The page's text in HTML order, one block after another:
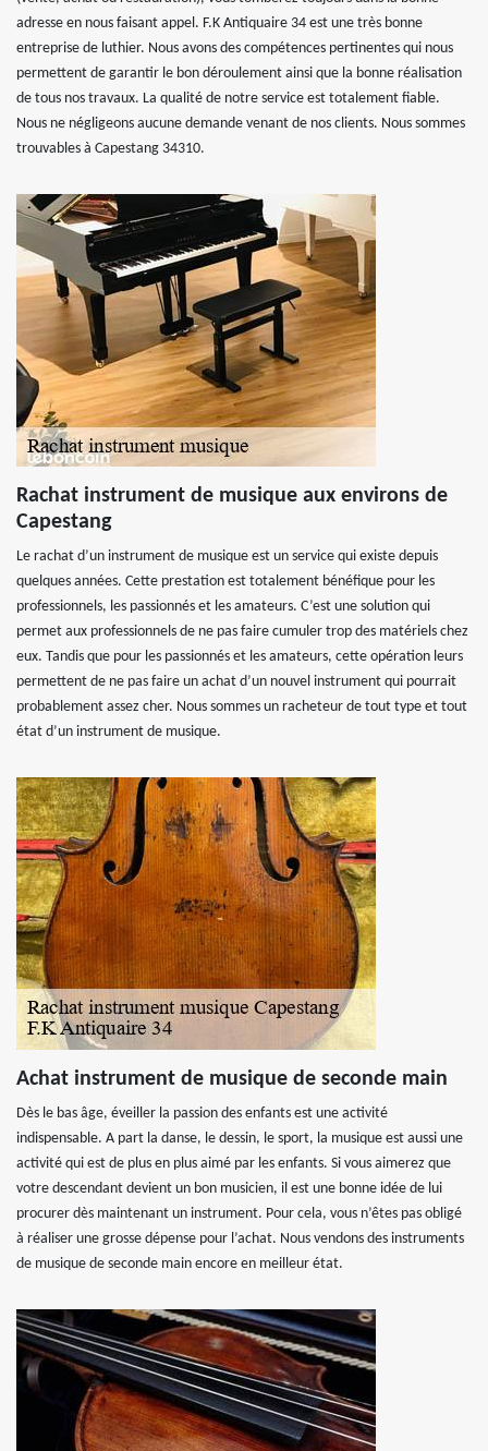
adresse en nous faisant appel. F.K Antiquaire 34 est une très bonne
entreprise de luthier. Nous avons des compétences pertinentes qui nous
permettent de garantir le bon déroulement ainsi que la bonne réalisation
de tous nos travaux. La qualité de notre service est totalement fiable.
Nous ne négligeons aucune demande venant de nos clients. Nous sommes
trouvables à Capestang 34310.
Rachat instrument de musique aux environs de
Capestang
Le rachat d’un instrument de musique est un service qui existe depuis
quelques années. Cette prestation est totalement bénéfique pour les
professionnels, les passionnés et les amateurs. C’est une solution qui
permet aux professionnels de ne pas faire cumuler trop des matériels chez
eux. Tandis que pour les passionnés et les amateurs, cette opération leurs
permettent de ne pas faire un achat d’un nouvel instrument qui pourrait
probablement assez cher. Nous sommes un racheteur de tout type et tout
état d’un instrument de musique.
Achat instrument de musique de seconde main
Dès le bas âge, éveiller la passion des enfants est une activité
indispensable. A part la danse, le dessin, le sport, la musique est aussi une
activité qui est de plus en plus aimé par les enfants. Si vous aimerez que
votre descendant devient un bon musicien, il est une bonne idée de lui
procurer dès maintenant un instrument. Pour cela, vous n’êtes pas obligé
à réaliser une grosse dépense pour l’achat. Nous vendons des instruments
de musique de seconde main encore en meilleur état.